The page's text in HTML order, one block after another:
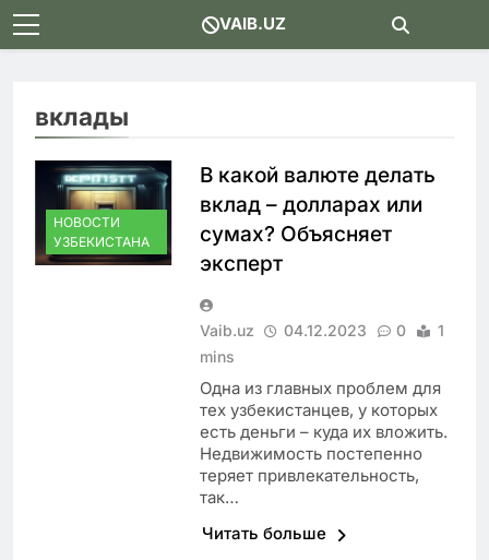
Skip
to
VAIB.UZ
вклады
НОВОСТИ
УЗБЕКИСТАНА
В какой валюте делать
вклад – долларах или
сумах? Объясняет
эксперт
Vaib.uz 04.12.2023 0
1
mins
Одна из главных проблем для
тех узбекистанцев, у которых
есть деньги – куда их вложить.
Недвижимость постепенно
теряет привлекательность,
так…
Читать больше